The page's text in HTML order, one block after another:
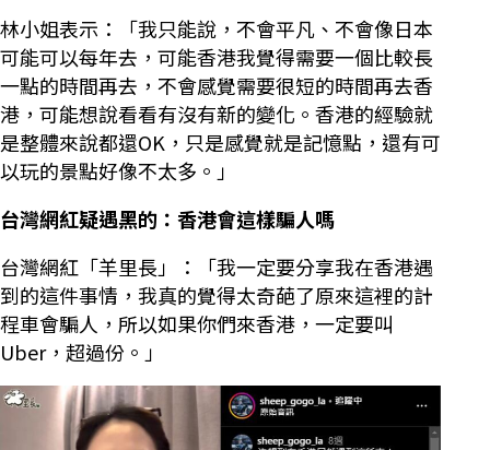
林小姐表示：「我只能說，不會平凡、不會像日本
可能可以每年去，可能香港我覺得需要一個比較長
一點的時間再去，不會感覺需要很短的時間再去香
港，可能想說看看有沒有新的變化。香港的經驗就
是整體來說都還OK，只是感覺就是記憶點，還有可
以玩的景點好像不太多。」
台灣網紅疑遇黑的：香港會這樣騙人嗎
台灣網紅「羊里長」：「我一定要分享我在香港遇
到的這件事情，我真的覺得太奇葩了原來這裡的計
程車會騙人，所以如果你們來香港，一定要叫
Uber，超過份。」